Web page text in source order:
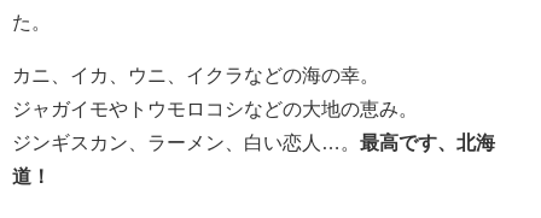
た。
カニ、イカ、ウニ、イクラなどの海の幸。
ジャガイモやトウモロコシなどの大地の恵み。
ジンギスカン、ラーメン、白い恋人…。 最高です、北海
道！